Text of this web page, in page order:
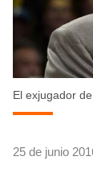
El exjugador
25 de junio